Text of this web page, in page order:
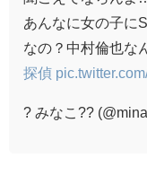
あんなに女の子に
なの？中村倫也な
探偵
? みなこ??